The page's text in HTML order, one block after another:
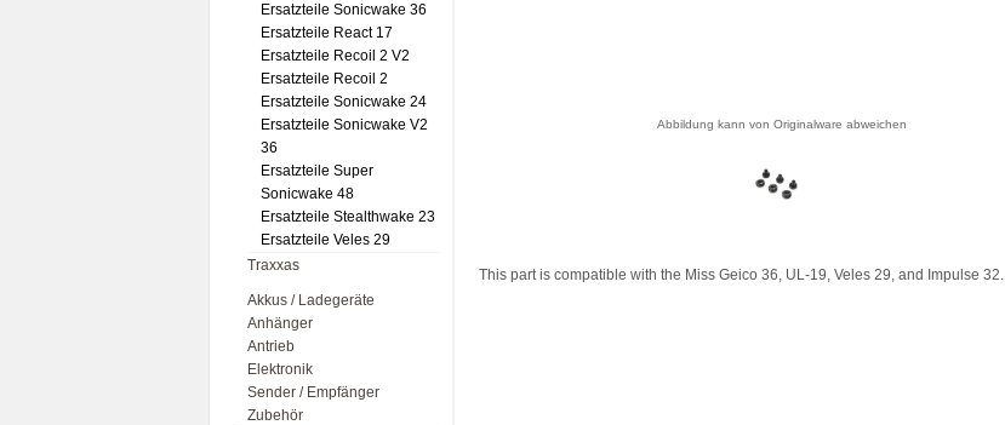
Ersatzteile Sonicwake 36
Ersatzteile React 17
Ersatzteile Recoil 2 V2
Ersatzteile Recoil 2
Ersatzteile Sonicwake 24
Ersatzteile Sonicwake V2
36
Ersatzteile Super
Sonicwake 48
Ersatzteile Stealthwake 23
Ersatzteile Veles 29
Traxxas
Akkus / Ladegeräte
Anhänger
Antrieb
Elektronik
Sender / Empfänger
Zubehör
Abbildung kann von Originalware abweichen
This part is compatible with the Miss Geico 36, UL-19, Veles 29, and Impulse 32.